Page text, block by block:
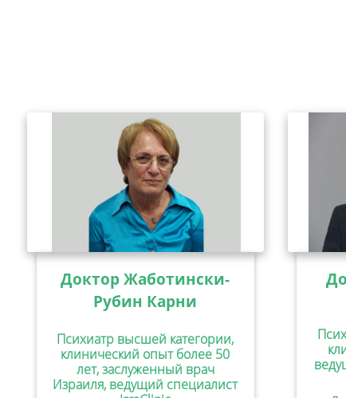
Доктор Жаботински-
Рубин Карни
Психиатр высшей категории,
клинический опыт более 50
лет, заслуженный врач
Израиля, ведущий специалист